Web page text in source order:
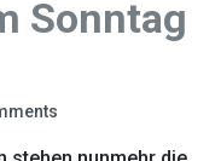
Sonntag